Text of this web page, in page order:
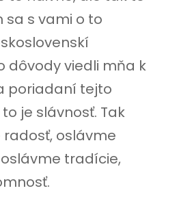
s vami o to
dôvody viedli mňa k
poriadaní tejto
je slávnosť. Tak
oslávme
tradície,